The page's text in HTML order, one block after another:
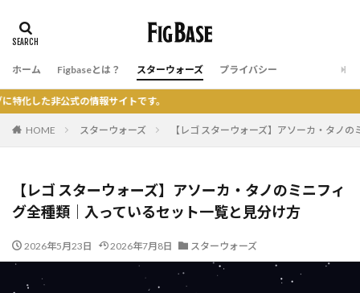
ホーム Figbaseとは？ スターウォーズ プライバシー
情報サイトです。
HOME スターウォーズ 【レゴ スターウォーズ】アソーカ・タノ
【レゴ スターウォーズ】アソーカ・タノのミニフィ
グ全種類｜入っているセット一覧と見分け方
2026年5月23日 2026年7月8日 スターウォーズ